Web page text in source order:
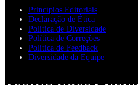
Princípios Editoriais
Declaração de Ética
Política de Diversidade
Política de Correções
Política de Feedback
Diversidade da Equipe